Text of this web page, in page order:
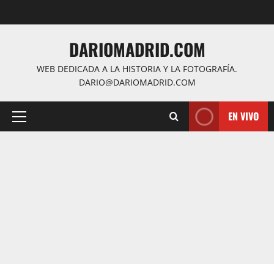
al
DARIOMADRID.COM
WEB DEDICADA A LA HISTORIA Y LA FOTOGRAFÍA.
DARIO@DARIOMADRID.COM
Menú
EN VIVO